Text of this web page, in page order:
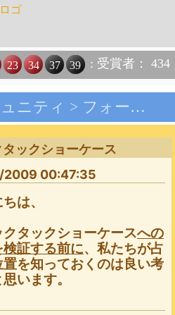
23 34 37 39 : 受賞者： 434
ニティ > フォーラム
ックショーケース
2009 00:47:35
は、
クタックショーケースへの
証する前に、私たちが占
を知っておくのは良い考
います。